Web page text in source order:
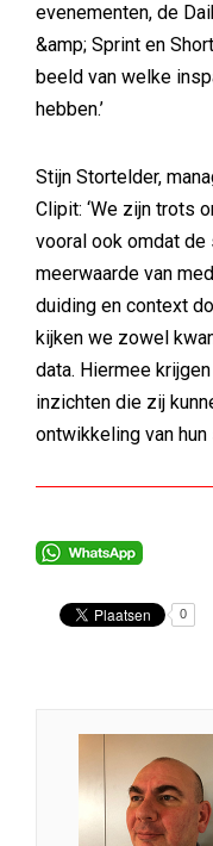
evenementen, de
&amp; Sprint en
beeld van welke
hebben.’
Stijn Stortelder,
Clipit: ‘We zijn trots
vooral ook omdat
meerwaarde van
duiding en context
kijken we zowel
data. Hiermee
inzichten die zij
ontwikkeling van hun
0